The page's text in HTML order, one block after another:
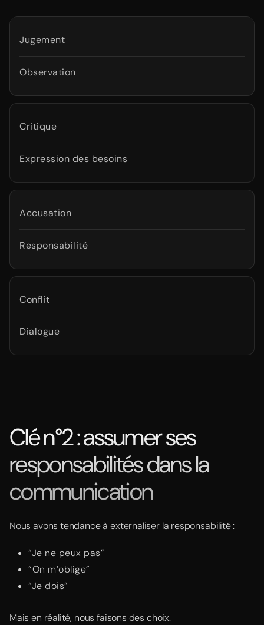
Jugement
Observation
Critique
Expression des besoins
Accusation
Responsabilité
Conflit
Dialogue
Clé n°2 : assumer ses
responsabilités dans la
communication
Nous avons tendance à externaliser la responsabilité :
“Je ne peux pas”
“On m’oblige”
“Je dois”
Mais en réalité, nous faisons des choix.